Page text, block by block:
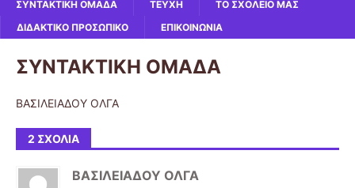
ΣΥΝΤΑΚΤΙΚΗ ΟΜΑΔΑ ΤΕΥΧΗ
ΤΟ ΣΧΟΛΕΙΟ ΜΑΣ
ΔΙΔΑΚΤΙΚΟ ΠΡΟΣΩΠΙΚΟ
ΕΠΙΚΟΙΝΩΝΙΑ
ΣΥΝΤΑΚΤΙΚΗ ΟΜΑΔΑ
ΒΑΣΙΛΕΙΑΔΟΥ ΟΛΓΑ
2 ΣΧΌΛΙΑ
ΒΑΣΙΛΕΙΑΔΟΥ ΟΛΓΑ